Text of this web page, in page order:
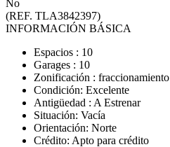
No
(REF. TLA3842397)
INFORMACIÓN BÁSICA
Espacios : 10
Garages : 10
Zonificación : fraccionamiento
Condición: Excelente
Antigüedad : A Estrenar
Situación: Vacía
Orientación: Norte
Crédito: Apto para crédito